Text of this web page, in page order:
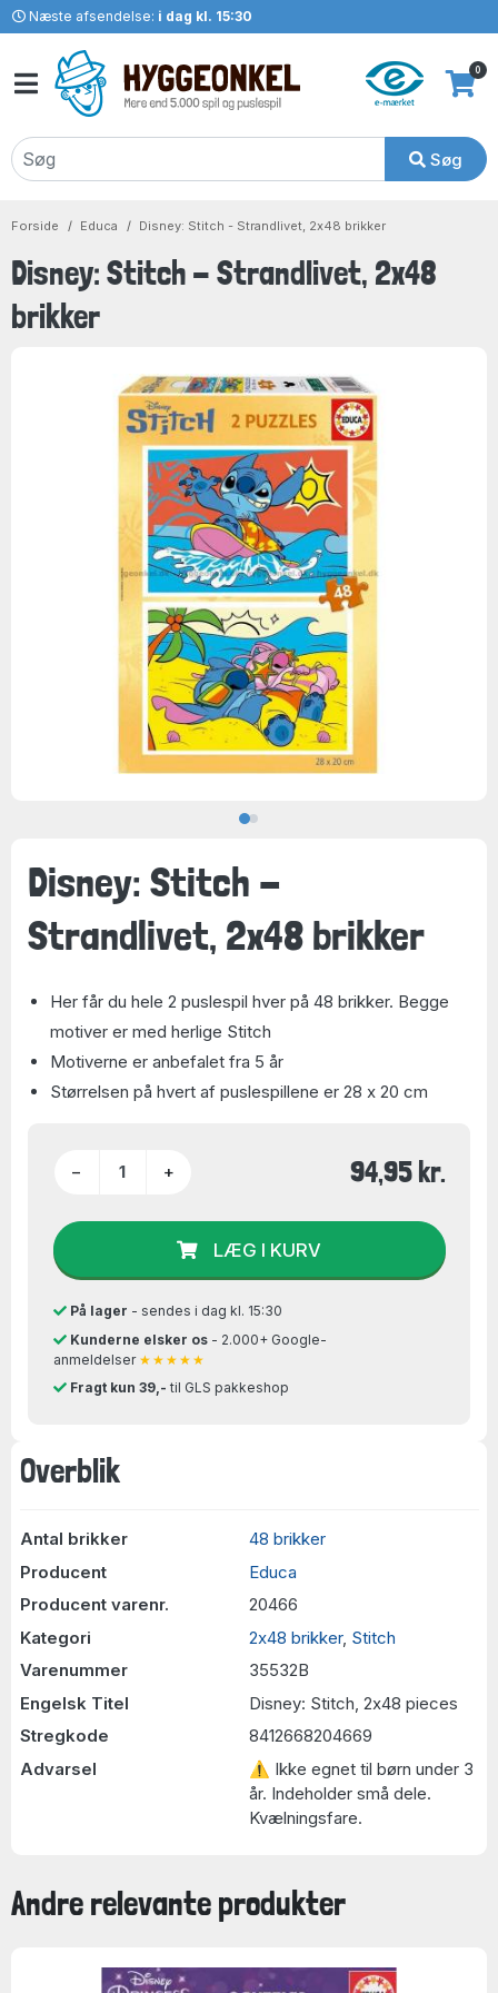
Næste afsendelse: i dag kl. 15:30
Søg
0
Forside Educa Disney: Stitch - Strandlivet, 2x48 brikker
Disney: Stitch - Strandlivet, 2x48
brikker
Overblik
Antal brikker
48 brikker
Producent
Educa
Producent varenr.
20466
Kategori
2x48 brikker, Stitch
Varenummer
35532B
Engelsk Titel
Disney: Stitch, 2x48 pieces
Stregkode
8412668204669
Advarsel
⚠ Ikke egnet til børn under 3
år. Indeholder små dele.
Kvælningsfare.
Disney: Stitch -
Strandlivet, 2x48 brikker
Her får du hele 2 puslespil hver på 48 brikker. Begge
motiver er med herlige Stitch
Motiverne er anbefalet fra 5 år
Størrelsen på hvert af puslespillene er 28 x 20 cm
− + 94,95 kr.
LÆG I KURV
På lager - sendes i dag kl. 15:30
Kunderne elsker os- 2.000+ Google-
anmeldelser ★★★★★
Fragt kun 39,- til GLS pakkeshop
Andre relevante produkter